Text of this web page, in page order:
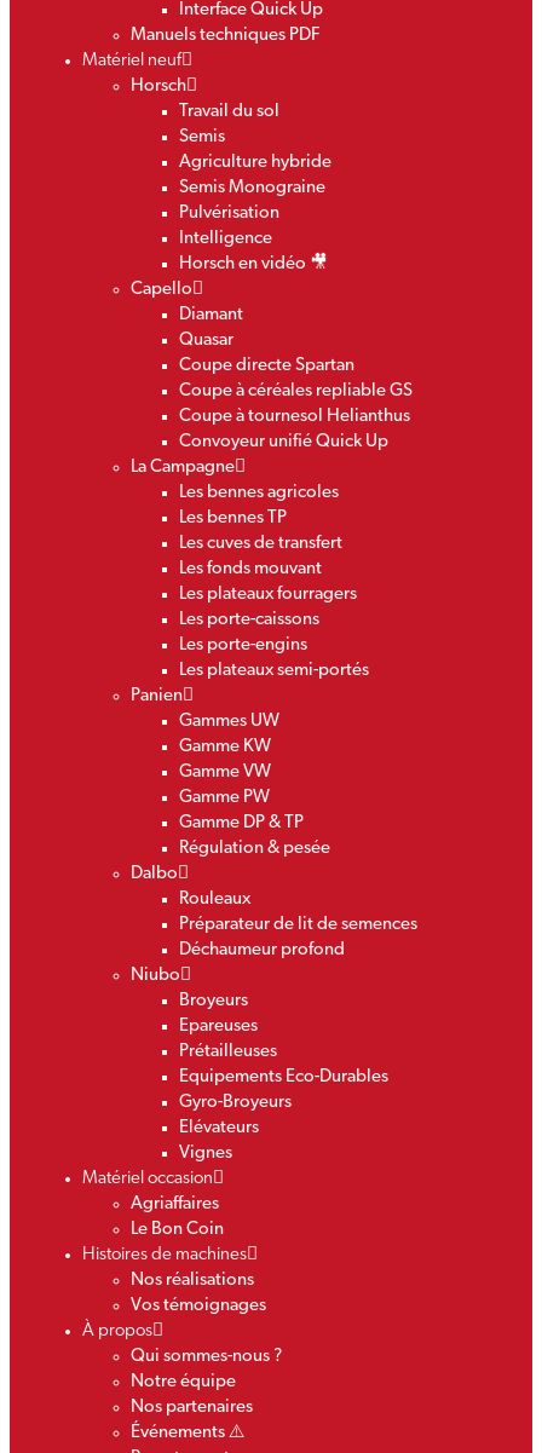
Interface Quick Up
Manuels techniques PDF
Matériel neuf
Horsch
Travail du sol
Semis
Agriculture hybride
Semis Monograine
Pulvérisation
Intelligence
Horsch en vidéo 🎥
Capello
Diamant
Quasar
Coupe directe Spartan
Coupe à céréales repliable GS
Coupe à tournesol Helianthus
Convoyeur unifié Quick Up
La Campagne
Les bennes agricoles
Les bennes TP
Les cuves de transfert
Les fonds mouvant
Les plateaux fourragers
Les porte-caissons
Les porte-engins
Les plateaux semi-portés
Panien
Gammes UW
Gamme KW
Gamme VW
Gamme PW
Gamme DP & TP
Régulation & pesée
Dalbo
Rouleaux
Préparateur de lit de semences
Déchaumeur profond
Niubo
Broyeurs
Epareuses
Prétailleuses
Equipements Eco-Durables
Gyro-Broyeurs
Elévateurs
Vignes
Matériel occasion
Agriaffaires
Le Bon Coin
Histoires de machines
Nos réalisations
Vos témoignages
À propos
Qui sommes-nous ?
Notre équipe
Nos partenaires
Événements ⚠️